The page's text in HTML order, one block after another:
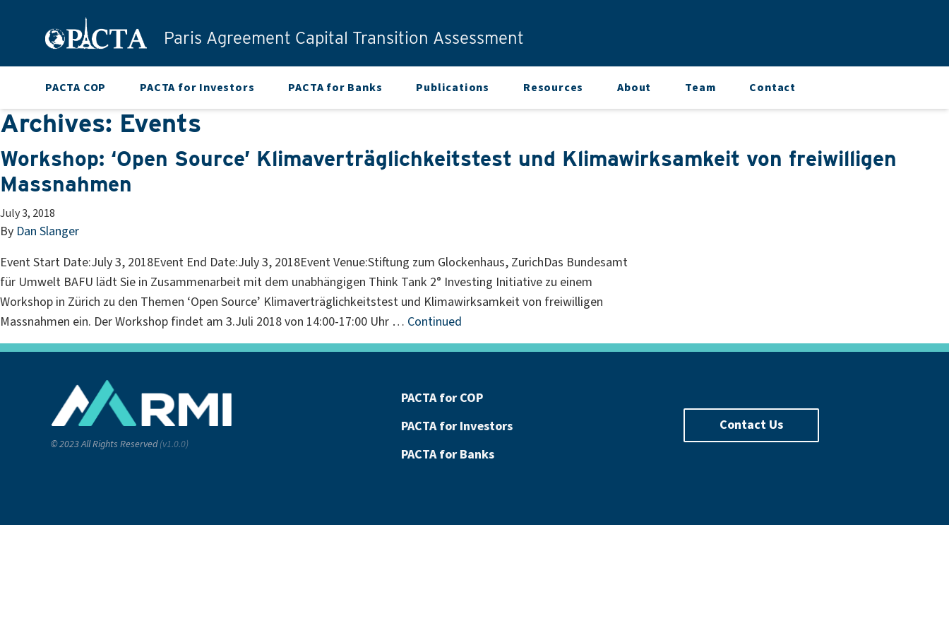
Paris Agreement Capital Transition Assessment
PACTA COP PACTA for Investors PACTA for Banks Publications Resources About Team Contact
Archives: Events
Workshop: ‘Open Source’ Klimaverträglichkeitstest und Klimawirksamkeit von freiwilligen
Massnahmen
July 3, 2018
By Dan Slanger
Event Start Date:July 3, 2018Event End Date:July 3, 2018Event Venue:Stiftung zum Glockenhaus, ZurichDas Bundesamt
für Umwelt BAFU lädt Sie in Zusammenarbeit mit dem unabhängigen Think Tank 2° Investing Initiative zu einem
Workshop in Zürich zu den Themen ‘Open Source’ Klimaverträglichkeitstest und Klimawirksamkeit von freiwilligen
Massnahmen ein. Der Workshop findet am 3.Juli 2018 von 14:00-17:00 Uhr … Continued
© 2023 All Rights Reserved(v1.0.0)
PACTA for COP
PACTA for Investors
PACTA for Banks
Contact Us